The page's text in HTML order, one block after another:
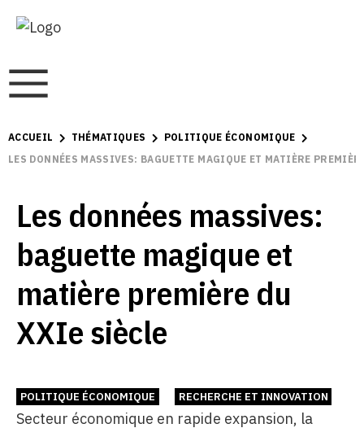
ACCUEIL THÉMATIQUES
POLITIQUE ÉCONOMIQUE
LES DONNÉES MASSIVES: BAGUETTE MAGIQUE ET MATIÈRE
Les données massives:
baguette magique et
matière première du
XXIe siècle
POLITIQUE ÉCONOMIQUE RECHERCHE ET INNOVATION
Secteur économique en rapide expansion, la